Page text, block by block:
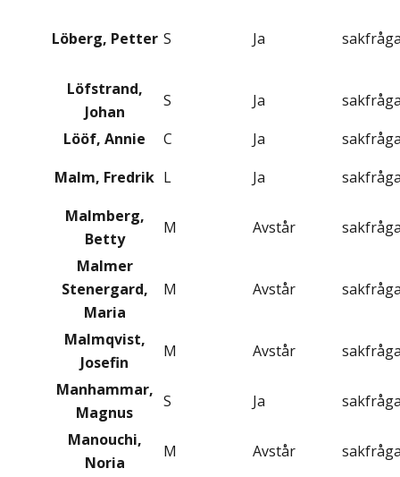
Löberg, Petter S Ja
Löfstrand,
Johan
S Ja
Lööf, Annie
C Ja
Malm, Fredrik L Ja
Malmberg,
Betty
M Avstår
Malmer
Stenergard,
Maria
M Avstår
Malmqvist,
Josefin
M Avstår
Manhammar,
Magnus
S Ja
Manouchi,
Noria
M Avstår